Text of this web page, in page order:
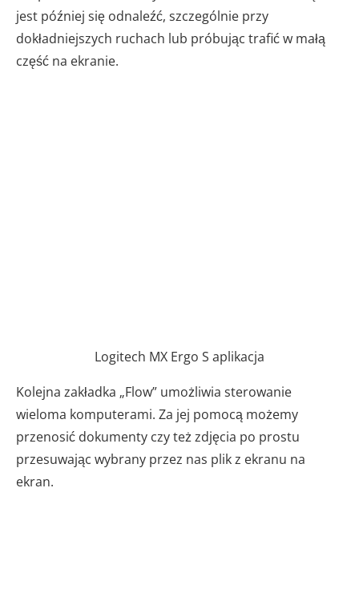
jest później się odnaleźć, szczególnie przy
dokładniejszych ruchach lub próbując trafić w małą
część na ekranie.
Logitech MX Ergo S aplikacja
Kolejna zakładka „Flow” umożliwia sterowanie
wieloma komputerami. Za jej pomocą możemy
przenosić dokumenty czy też zdjęcia po prostu
przesuwając wybrany przez nas plik z ekranu na
ekran.